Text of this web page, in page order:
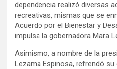
dependencia realizó diversas
recreativas, mismas que se
Acuerdo por el Bienestar y
impulsa la gobernadora Mara
Asimismo, a nombre de la
Lezama Espinosa, refrendó